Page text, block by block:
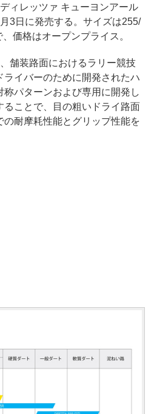
ィレッツァ キューヨンアール
3日に発売する。サイズは255/
価格はオープンプライス。
舗装路面におけるラリー競技
ライバーのために開発されたハ
パターンおよび専用に開発し
ることで、目の粗いドライ路面
の耐摩耗性能とグリップ性能を